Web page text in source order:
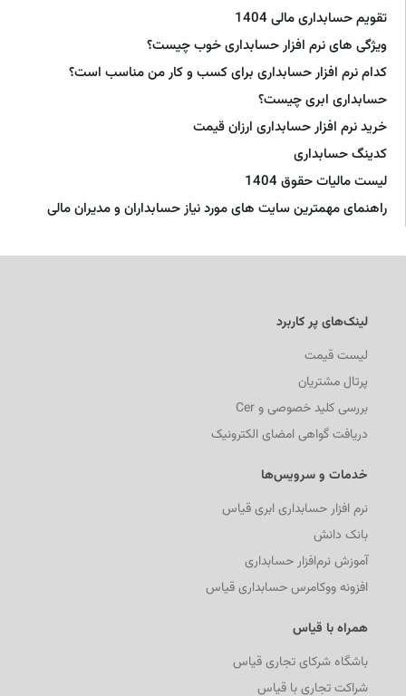
تقویم حسابداری مالی 1404
ویژگی های نرم افزار حسابداری خوب چیست؟
کدام نرم افزار حسابداری برای کسب و کار من مناسب است؟
حسابداری ابری چیست؟
خرید نرم افزار حسابداری ارزان قیمت
کدینگ حسابداری
لیست مالیات حقوق 1404
راهنمای مهمترین سایت های مورد نیاز حسابداران و مدیران مالی
لینک‌های پر کاربرد
لیست قیمت
پرتال مشتریان
بررسی کلید خصوصی و Cer
دریافت گواهی امضای الکترونیک
خدمات و سرویس‌ها
نرم افزار حسابداری ابری قیاس
بانک دانش
آموزش نرم‌افزار حسابداری
افزونه ووکامرس حسابداری قیاس
همراه با قیاس
باشگاه شرکای تجاری قیاس
شراکت تجاری با قیاس